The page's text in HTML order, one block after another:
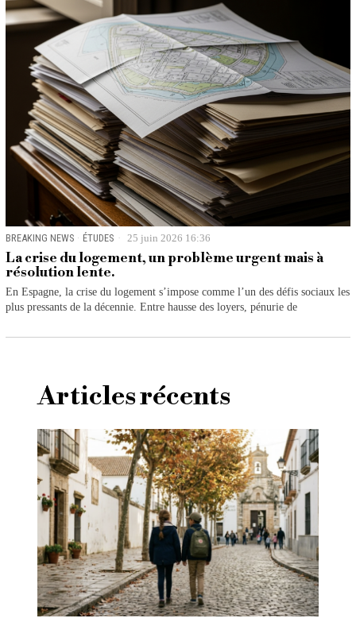
BREAKING NEWS · ÉTUDES 25 juin 2026 16:36
La crise du logement, un problème urgent mais à
résolution lente.
En Espagne, la crise du logement s’impose comme l’un des défis sociaux les
plus pressants de la décennie. Entre hausse des loyers, pénurie de
Articles récents